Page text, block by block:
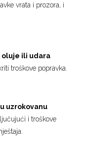
vrata i prozora, i
ili udara
troškove popravka.
uzrokovanu
i troškove